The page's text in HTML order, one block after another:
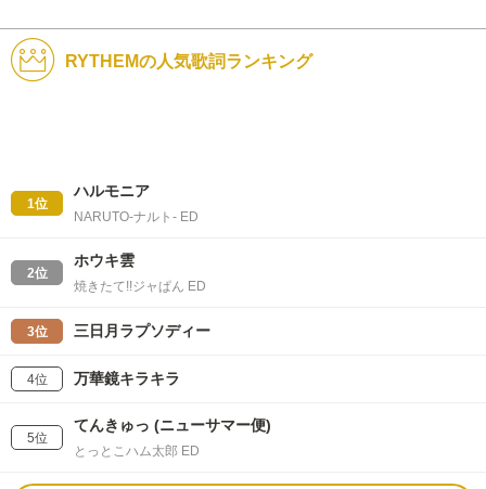
RYTHEMの人気歌詞ランキング
1位
ハルモニア
NARUTO-ナルト- ED
2位
ホウキ雲
焼きたて!!ジャぱん ED
3位 三日月ラプソディー
4位 万華鏡キラキラ
5位
てんきゅっ (ニューサマー便)
とっとこハム太郎 ED